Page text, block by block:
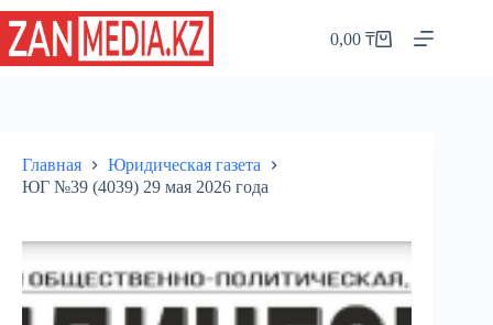
Перейти
сути
Корзина
0,00₸
Главная
Юридическая газета
ЮГ №39 (4039) 29 мая 2026 года